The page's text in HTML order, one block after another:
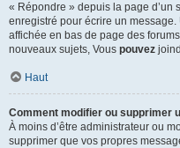
« Répondre » depuis la page d’un
enregistré pour écrire un
affichée en bas de page des
nouveaux sujets, Vous pouvez
Haut
Comment modifier ou supprimer
À moins d’être administrateur ou
supprimer que vos propres